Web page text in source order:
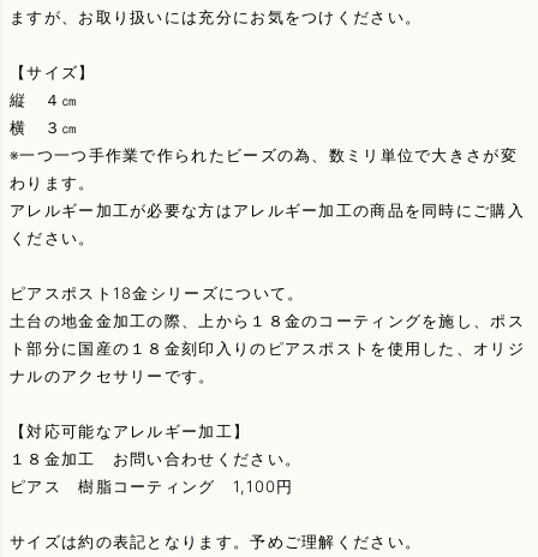
ますが、お取り扱いには充分にお気をつけください。
【サイズ】
縦 ４㎝
横 ３㎝
※一つ一つ手作業で作られたビーズの為、数ミリ単位で大きさが変
わります。
アレルギー加工が必要な方はアレルギー加工の商品を同時にご購入
ください。
ピアスポスト18金シリーズについて。
土台の地金金加工の際、上から１８金のコーティングを施し、ポス
ト部分に国産の１８金刻印入りのピアスポストを使用した、オリジ
ナルのアクセサリーです。
【対応可能なアレルギー加工】
１８金加工 お問い合わせください。
ピアス 樹脂コーティング 1,100円
サイズは約の表記となります。予めご理解ください。